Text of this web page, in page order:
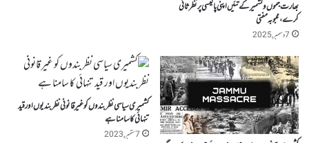
بھارت جموں وکشمیر کے تئیں اپنی پالیسی پر نظر ثانی
کرے، محبوبہ مفتی
7 دسمبر, 2025
کشمیری سیاسی نظربندوں کو غیر قانونی نظربندیوں اور قید
تنہائی کا سامنا ہے
7 ستمبر, 2023